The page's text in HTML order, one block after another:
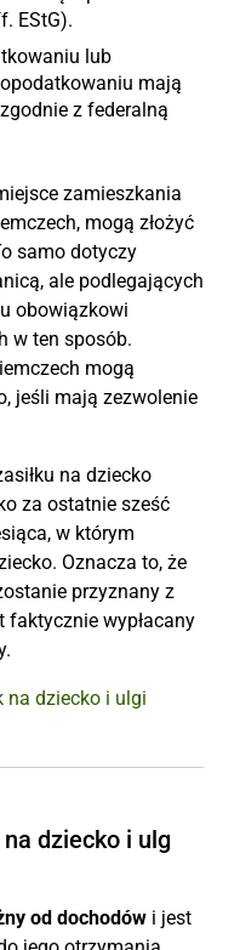
EStG).
lub
mają
z federalną
zamieszkania
mogą złożyć
samo dotyczy
ale podlegających
obowiązkowi
w ten sposób.
mogą
jeśli mają zezwolenie
na dziecko
za ostatnie sześć
w którym
Oznacza to, że
przyznany z
faktycznie wypłacany
na dziecko i ulgi
dziecko i ulg
od dochodów i jest